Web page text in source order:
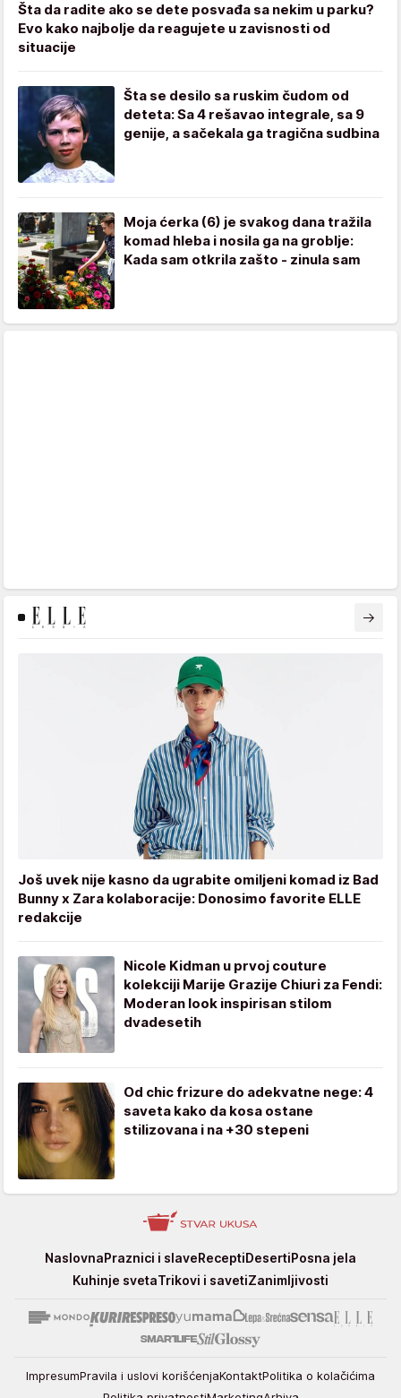
Šta da radite ako se dete posvađa sa nekim u parku?
Evo kako najbolje da reagujete u zavisnosti od
situacije
Šta se desilo sa ruskim čudom od
deteta: Sa 4 rešavao integrale, sa 9
genije, a sačekala ga tragična sudbina
Moja ćerka (6) je svakog dana tražila
komad hleba i nosila ga na groblje:
Kada sam otkrila zašto - zinula sam
Još uvek nije kasno da ugrabite omiljeni komad iz Bad
Bunny x Zara kolaboracije: Donosimo favorite ELLE
redakcije
Nicole Kidman u prvoj couture
kolekciji Marije Grazije Chiuri za Fendi:
Moderan look inspirisan stilom
dvadesetih
Od chic frizure do adekvatne nege: 4
saveta kako da kosa ostane
stilizovana i na +30 stepeni
StvarNaslovnaPraznici i slaveReceptiDesertiPosna jela
Kuhinje svetaTrikovi i savetiZanimljivosti
ImpresumPravila i uslovi korišćenjaKontaktPolitika o kolačićima